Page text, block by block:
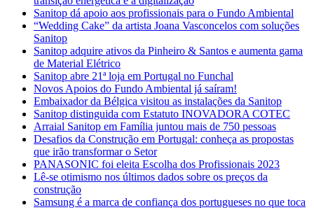
Sanitop dá apoio aos profissionais para o Fundo Ambiental
“Wedding Cake” da artista Joana Vasconcelos com soluções
Sanitop
Sanitop adquire ativos da Pinheiro & Santos e aumenta gama
de Material Elétrico
Sanitop abre 21ª loja em Portugal no Funchal
Novos Apoios do Fundo Ambiental já saíram!
Embaixador da Bélgica visitou as instalações da Sanitop
Sanitop distinguida com Estatuto INOVADORA COTEC
Arraial Sanitop em Família juntou mais de 750 pessoas
Desafios da Construção em Portugal: conheça as propostas
que irão transformar o Setor
PANASONIC foi eleita Escolha dos Profissionais 2023
Lê-se otimismo nos últimos dados sobre os preços da
construção
Samsung é a marca de confiança dos portugueses no que toca